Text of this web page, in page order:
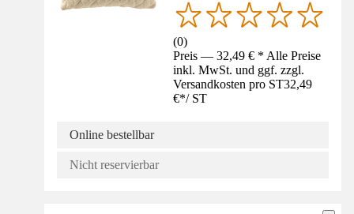
(0)
Preis — 32,49 € * Alle Preise
inkl. MwSt. und ggf. zzgl.
Versandkosten pro ST32,49
€*/ ST
Online bestellbar
Nicht reservierbar